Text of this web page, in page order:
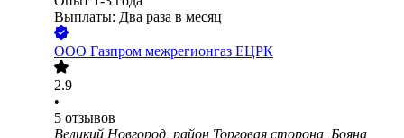
Выплаты: Два раза в месяц
ООО Газпром межрегионгаз ЕЦРК
2.9
•
5 отзывов
Великий Новгород, район Торговая сторона, Бояна